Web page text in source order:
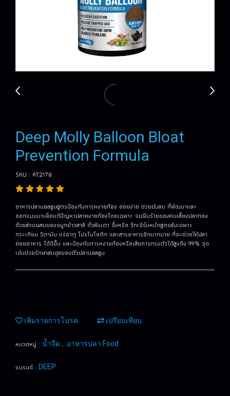
Deep Molly Balloon Bloat
Prevention Formula
SKU : AT2178
อาหารปลาบอลลูนสูตรป้องกันการหงายท้อง ย่อยง่าย ช่วยขับลม ที่พัฒนาและ
ออกแบบมาเพื่อแก้ปัญหาปลาหงายท้องโดยเฉพาะ จบฝันร้ายของคนเลี้ยงปลาทอง
ด้วยส่วนผสมของจมูกข้าวสาลี ถั่วลันเตา จิ้งหรีด วีทเจิร์มหมักสูตรลับเฉพาะ
กระเทียม วิตามิน แร่ธาตุ โปรไบโอติก และสารอาหารอีกมากมาย ที่จะช่วยให้ปลา
ย่อยอาหาร ได้ดีขึ้น และป้องกันการหงายท้องหรือเสียการทรงตัวได้สูงถึง 99% จุด
เด่นช่วยรักษาสมดุลของตัวปลาบอลลูน
เพิ่มรายการโปรด เปรียบเทียบ
หมวดหมู่ : น้ำจืด , อาหารปลา Food
แบรนด์ : DEEP